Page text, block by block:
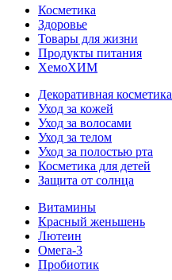
Косметика
Здоровье
Товары для жизни
Продукты питания
ХемоХИМ
Декоративная косметика
Уход за кожей
Уход за волосами
Уход за телом
Уход за полостью рта
Косметика для детей
Защита от солнца
Витамины
Красный женьшень
Лютеин
Омега-3
Пробиотик